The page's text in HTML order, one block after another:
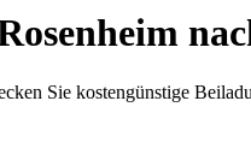
Sie kostengünstige